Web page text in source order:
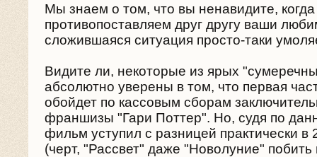
Мы знаем о том, что вы ненавидите,
противопоставляем друг другу ваши
сложившаяся ситуация просто-таки
Видите ли, некоторые из ярых
абсолютно уверены в том, что первая
обойдет по кассовым сборам
франшизы "Гари Поттер". Но, судя по
фильм уступил с разницей практически в
(черт, "Рассвет" даже "Новолуние" побить